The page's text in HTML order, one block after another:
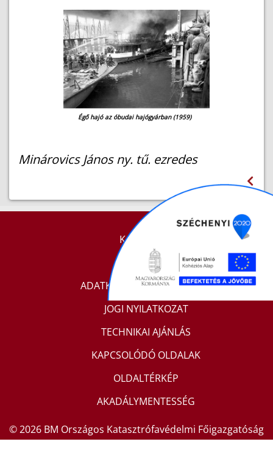
Égő hajó az óbudai hajógyárban (1959)
Minárovics János ny. tű. ezredes
KAPCSOLAT
IMPRESSZUM
ADATKEZELÉSI TÁJÉKOZTATÓ
JOGI NYILATKOZAT
TECHNIKAI AJÁNLÁS
KAPCSOLÓDÓ OLDALAK
OLDALTÉRKÉP
AKADÁLYMENTESSÉG
© 2026 BM Országos Katasztrófavédelmi Főigazgatóság